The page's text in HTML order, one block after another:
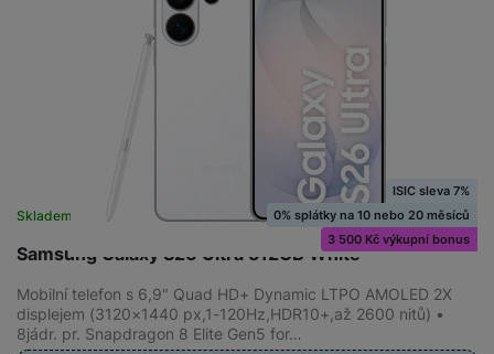
Samsung Galaxy S26 Ultra 512GB White
Skladem na 8 prodejnách
ISIC sleva 7%
0% splátky na 10 nebo 20 měsíců
3 500 Kč výkupní bonus
Mobilní telefon s 6,9" Quad HD+ Dynamic LTPO AMOLED 2X
displejem (3120×1440 px,1-120Hz,HDR10+,až 2600 nitů) •
8jádr. pr. Snapdragon 8 Elite Gen5 for…